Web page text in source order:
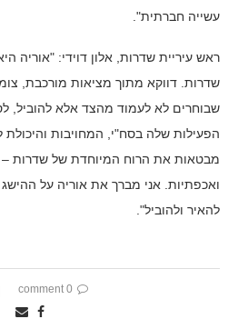
עשייה חברתית".
ראש עיריית שדרות, אלון דוידי: "אוריה
שדרות. דווקא מתוך מציאות מורכבת,
שבוחרים לא לעמוד מהצד אלא להוביל,
הפעילות שלה בסח"י, המחויבות והיכולת
מבטאות את הרוח המיוחדת של שדרות –
ואכפתיות. אני מברך את אוריה על
להאיר ולהוביל".
0 comment